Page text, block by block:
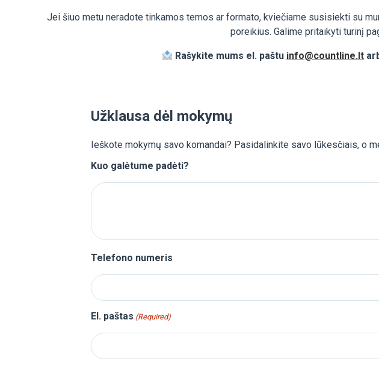
Jei šiuo metu neradote tinkamos temos ar formato, kviečiame susisiekti su
poreikius. Galime pritaikyti turinį
Rašykite mums el. paštu info@countline.lt
Užklausa dėl mokymų
Ieškote mokymų savo komandai? Pasidalinkite savo lūkesčiais, o
Kuo galėtume padėti?
Telefono numeris
El. paštas (Required)